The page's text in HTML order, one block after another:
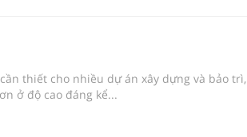
thiết cho nhiều dự án xây dựng và bảo trì,
ở độ cao đáng kể...